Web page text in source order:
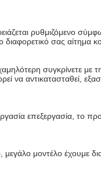
ρυθμιζόμενο
σας αίτημα
συγκρίνετε με
να αντικατασταθεί,
επεξεργασία, το
μεγάλο μοντέλο έχουμε